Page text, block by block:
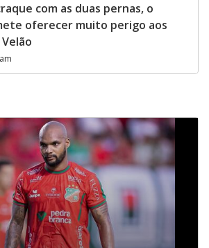
com as duas pernas, o
oferecer muito perigo aos